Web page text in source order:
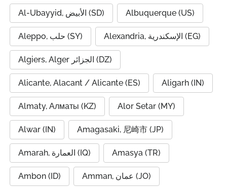
Al-Ubayyid, الأبيض (SD) Albuquerque (US)
Aleppo, حلب (SY) Alexandria, الإسكندرية (EG)
Algiers, Alger الجزائر (DZ)
Alicante, Alacant / Alicante (ES) Aligarh (IN)
Almaty, Алматы (KZ) Alor Setar (MY)
Alwar (IN) Amagasaki, 尼崎市 (JP)
Amarah, العمارة (IQ) Amasya (TR)
Ambon (ID) Amman, عمان (JO)